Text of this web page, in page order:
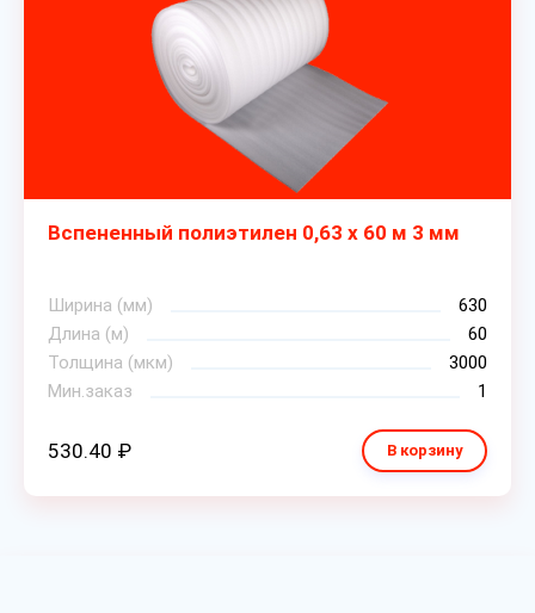
Вспененный полиэтилен 0,63 х 60 м 3 мм
Ширина (мм)
630
Длина (м)
60
Толщина (мкм)
3000
Мин.заказ
1
530.40 ₽ В корзину